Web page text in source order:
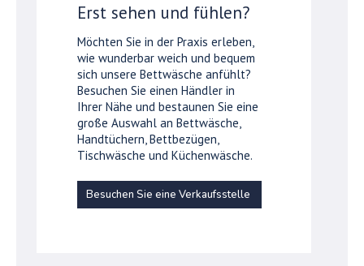
Erst sehen und fühlen?
Möchten Sie in der Praxis erleben,
wie wunderbar weich und bequem
sich unsere Bettwäsche anfühlt?
Besuchen Sie einen Händler in
Ihrer Nähe und bestaunen Sie eine
große Auswahl an Bettwäsche,
Handtüchern, Bettbezügen,
Tischwäsche und Küchenwäsche.
Besuchen Sie eine Verkaufsstelle